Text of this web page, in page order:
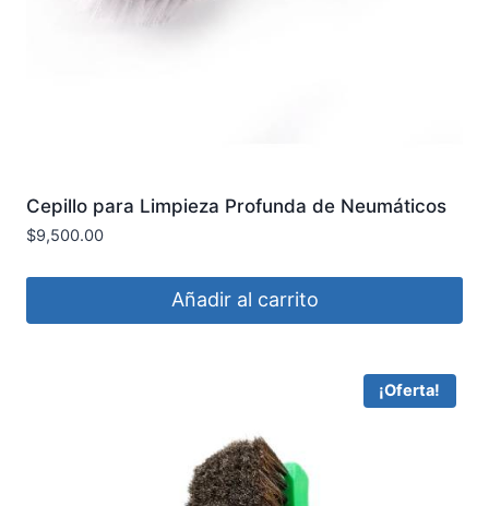
Cepillo para Limpieza Profunda de Neumáticos
(Tire Scrub Brush) MaxShine 7011003
$9,500.00
Añadir al carrito
¡Oferta!